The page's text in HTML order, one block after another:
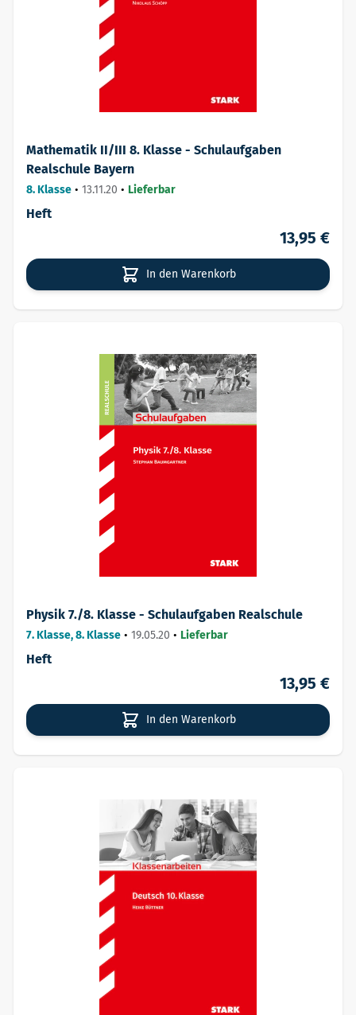
Mathematik II/III 8. Klasse - Schulaufgaben
Realschule Bayern
8. Klasse • 13.11.20 • Lieferbar
Heft
13,95 €
In den Warenkorb
Physik 7./8. Klasse - Schulaufgaben Realschule
7. Klasse, 8. Klasse • 19.05.20 • Lieferbar
Heft
13,95 €
In den Warenkorb